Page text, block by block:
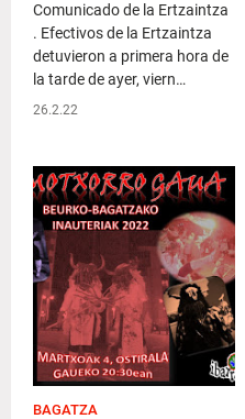
Comunicado de la Ertzaintza
. Efectivos de la Ertzaintza
detuvieron a primera hora de
la tarde de ayer, viern…
26.2.22
BAGATZA